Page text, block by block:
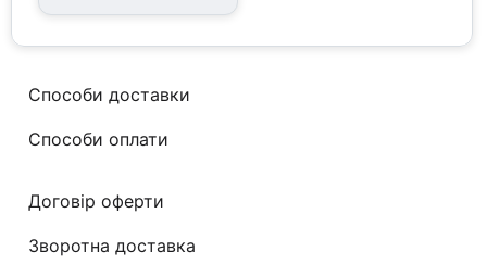
Способи доставки
Способи оплати
Договір оферти
Зворотна доставка